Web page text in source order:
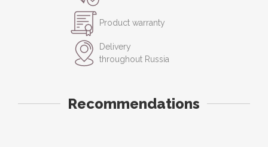
Product warranty
Delivery
throughout Russia
Recommendations